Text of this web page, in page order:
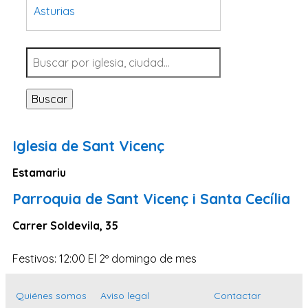
Asturias
Tarragona
Navarra
Valladolid
Sevilla
Santa Cruz de Tenerife
Cantabria
Islas Baleares
Las Palmas
Toledo
Buscar
Iglesia de Sant Vicenç
Estamariu
Parroquia de Sant Vicenç i Santa Cecília
Carrer Soldevila, 35
Festivos: 12:00 El 2º domingo de mes
Quiénes somos
Aviso legal
Contactar